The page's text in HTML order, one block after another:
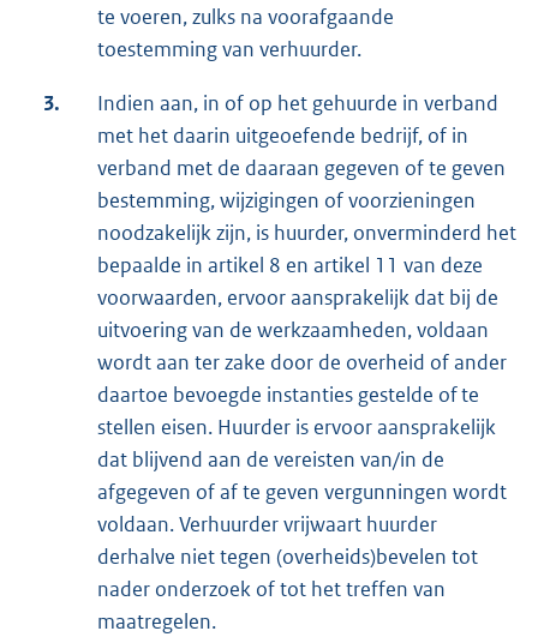
te voeren, zulks na voorafgaande
toestemming van verhuurder.
3.
Indien aan, in of op het gehuurde in verband
met het daarin uitgeoefende bedrijf, of in
verband met de daaraan gegeven of te geven
bestemming, wijzigingen of voorzieningen
noodzakelijk zijn, is huurder, onverminderd het
bepaalde in artikel 8 en artikel 11 van deze
voorwaarden, ervoor aansprakelijk dat bij de
uitvoering van de werkzaamheden, voldaan
wordt aan ter zake door de overheid of ander
daartoe bevoegde instanties gestelde of te
stellen eisen. Huurder is ervoor aansprakelijk
dat blijvend aan de vereisten van/in de
afgegeven of af te geven vergunningen wordt
voldaan. Verhuurder vrijwaart huurder
derhalve niet tegen (overheids)bevelen tot
nader onderzoek of tot het treffen van
maatregelen.